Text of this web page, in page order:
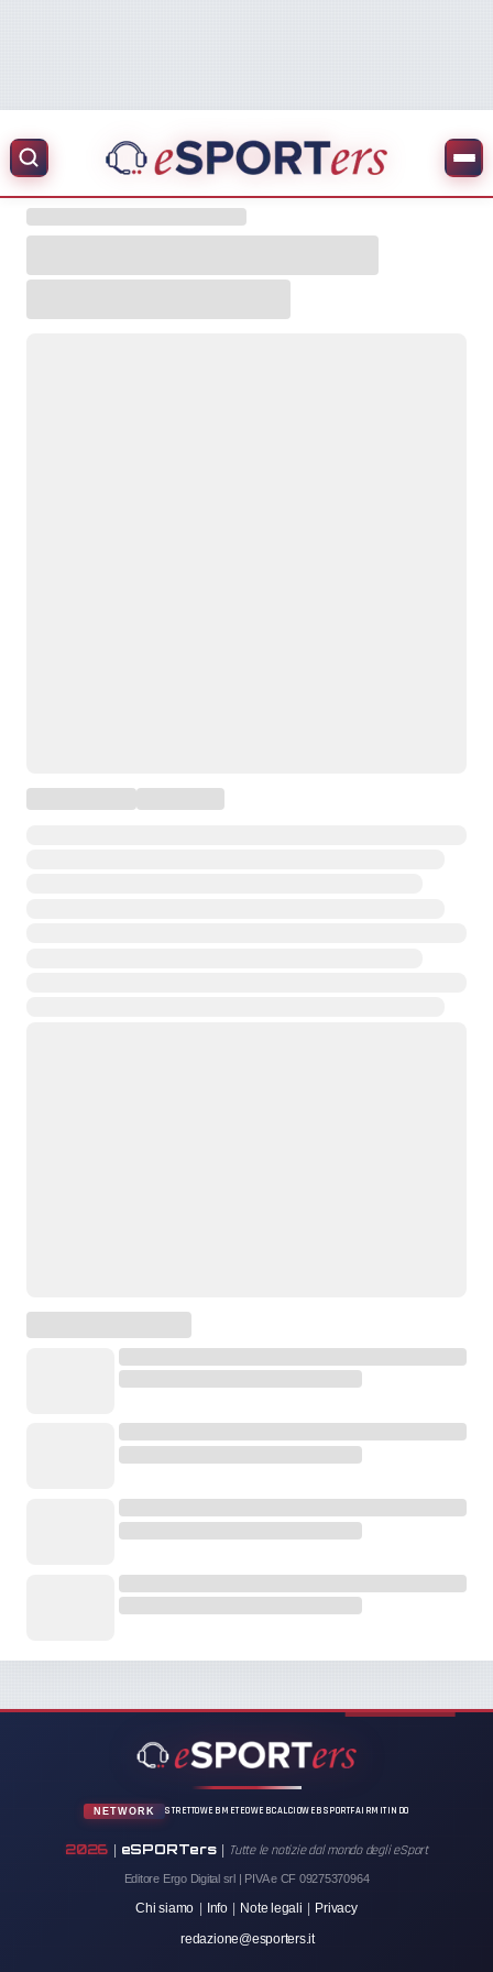
NETWORK STRETTOWEBMETEOWEBCALCIOWEBSPORTFAIRMITINDO
2026 | eSPORTers | Tutte le notizie dal mondo degli eSport
Editore Ergo Digital srl | PIVA e CF 09275370964
Chi siamo Info Note legali
Privacy
redazione@esporters.it